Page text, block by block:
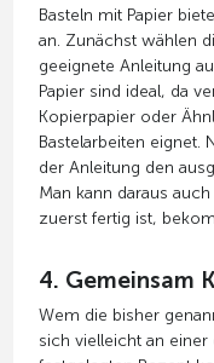
Basteln mit Papier
an. Zunächst wählen
geeignete Anleitung
Papier sind ideal, da
Kopierpapier oder
Bastelarbeiten eignet.
der Anleitung den
Man kann daraus
zuerst fertig ist,
4. Gemeinsam
Wem die bisher
sich vielleicht an